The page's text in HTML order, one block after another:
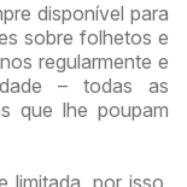
disponível para
sobre folhetos e
regularmente e
– todas as
que lhe poupam